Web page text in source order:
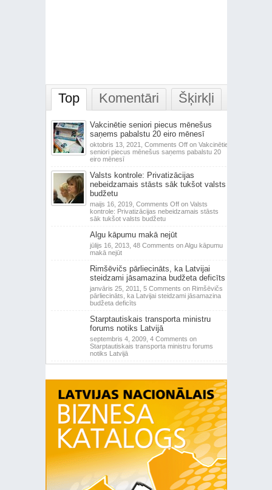
Top Komentāri Šķirkļi
Vakcinētie seniori piecus mēnešus
saņems pabalstu 20 eiro mēnesī
oktobris 13, 2021, Comments Offon Vakcinētie
seniori piecus mēnešus saņems pabalstu 20
eiro mēnesī
Valsts kontrole: Privatizācijas
nebeidzamais stāsts sāk tukšot valsts
budžetu
maijs 16, 2019, Comments Offon Valsts
kontrole: Privatizācijas nebeidzamais stāsts
sāk tukšot valsts budžetu
Algu kāpumu makā nejūt
jūlijs 16, 2013, 48 Comments on Algu kāpumu
makā nejūt
Rimšēvičs pārliecināts, ka Latvijai
steidzami jāsamazina budžeta deficīts
janvāris 25, 2011, 5 Comments on Rimšēvičs
pārliecināts, ka Latvijai steidzami jāsamazina
budžeta deficīts
Starptautiskais transporta ministru
forums notiks Latvijā
septembris 4, 2009, 4 Comments on
Starptautiskais transporta ministru forums
notiks Latvijā